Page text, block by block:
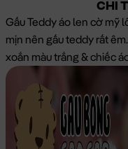
CHI
Gấu Teddy áo len cờ mỹ
mịn nên gấu teddy rất
xoắn màu trắng & chiếc